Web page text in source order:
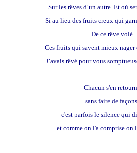
Sur les rêves d’un autre. Et où
Si au lieu des fruits creux qui
De ce rêve volé
Ces fruits qui savent mieux nager
J’avais rêvé pour vous
Chacun s'en
sans faire de façons.
c'est parfois le silence qui
et comme on l'a comprise on